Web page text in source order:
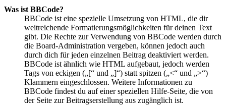
Was ist BBCode?
BBCode ist eine spezielle Umsetzung von HTML, die dir
weitreichende Formatierungsmöglichkeiten für deinen Text
gibt. Die Rechte zur Verwendung von BBCode werden durch
die Board-Administration vergeben, können jedoch auch
durch dich für jeden einzelnen Beitrag deaktiviert werden.
BBCode ist ähnlich wie HTML aufgebaut, jedoch werden
Tags von eckigen („[“ und „]“) statt spitzen („<“ und „>“)
Klammern eingeschlossen. Weitere Informationen zu
BBCode findest du auf einer speziellen Hilfe-Seite, die von
der Seite zur Beitragserstellung aus zugänglich ist.